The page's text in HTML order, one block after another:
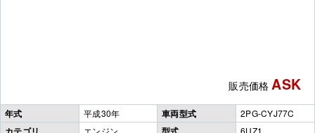
販売価格 ASK
年式 平成30年 車両型式 2PG-CYJ77C
エンジン 6UZ1